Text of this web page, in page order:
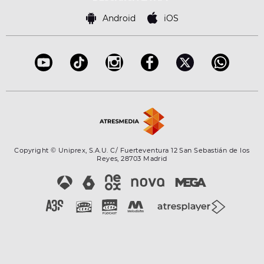
Bases de concursos
Android iOS
Copyright © Uniprex, S.A.U. C/ Fuerteventura 12 San Sebastián de los
Reyes, 28703 Madrid